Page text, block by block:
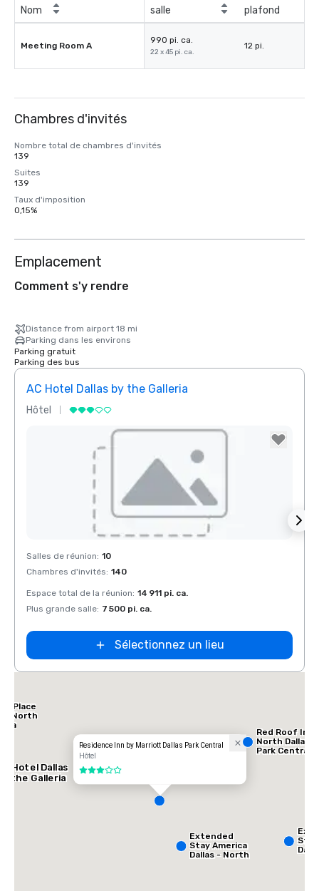
Nom
salle
plafond
Meeting Room A
990 pi. ca.
22 x 45 pi. ca.
12 pi.
Chambres d'invités
Nombre total de chambres d'invités
139
Suites
139
Taux d'imposition
0,15%
Emplacement
Comment s'y rendre
Distance from airport 18 mi
Parking dans les environs
Parking gratuit
Parking des bus
AC Hotel Dallas by the Galleria
Hôtel
Removed from favorites
Salles de réunion: 10
Chambres d'invités: 140
Espace total de la réunion: 14 911 pi. ca.
Plus grande salle: 7 500 pi. ca.
Sélectionnez un lieu
Residence Inn by Marriott Dallas Park Central
Hôtel
3 sur 5
Hotel Dallas
the Galleria
Extended
Stay America
Dallas - North
Red Roof Inn
North Dallas -
Park Central
Place
North
Stay